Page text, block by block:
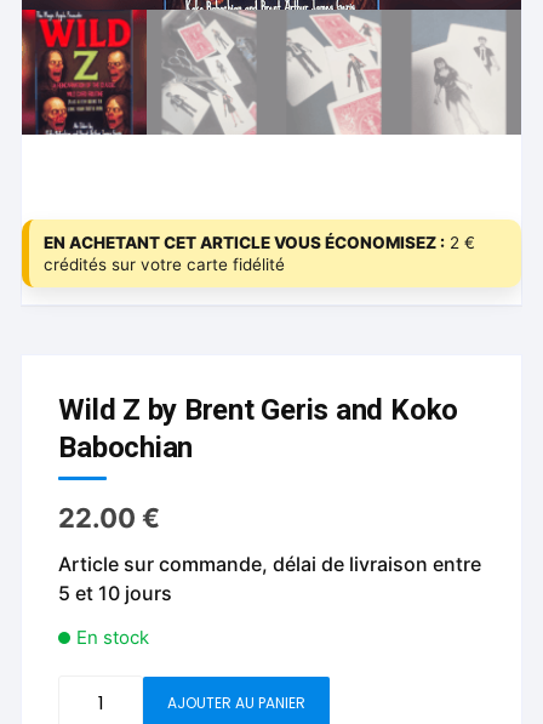
EN ACHETANT CET ARTICLE VOUS ÉCONOMISEZ : 2 €
crédités sur votre carte fidélité
Wild Z by Brent Geris and Koko
Babochian
22.00€
Article sur commande, délai de livraison entre
5 et 10 jours
En stock
AJOUTER AU PANIER